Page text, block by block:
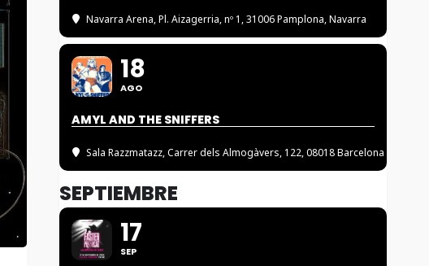
Navarra Arena, Pl. Aizagerria, nº 1, 31006 Pamplona, Navarra
18
AGO
AMYL AND THE SNIFFERS
Sala Razzmatazz, Carrer dels Almogàvers, 122, 08018 Barcelona
SEPTIEMBRE
17
SEP